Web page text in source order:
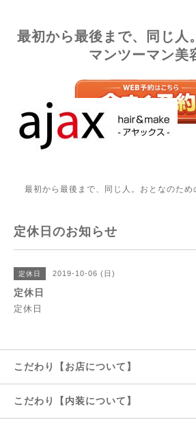
最初から最後まで、同じ人
マンツーマン美
最初から最後まで、同じ人。おとなのた
定休日のお知らせ
定休日 2019-10-06 (日)
定休日
定休日
こだわり【お店について】
こだわり【内装について】